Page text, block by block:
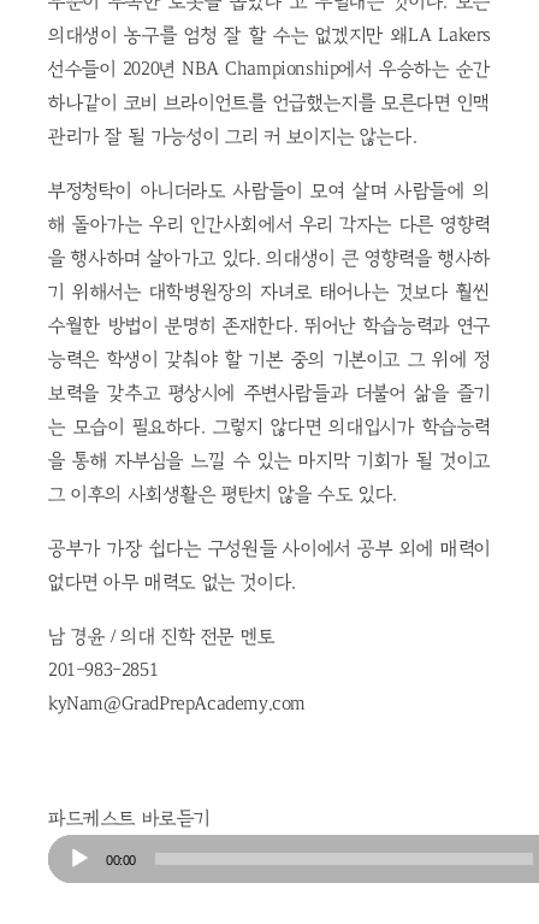
의대생이 농구를 엄청 잘 할 수는 없겠지만 왜LA Lakers
선수들이 2020년 NBA Championship에서 우승하는 순간
하나같이 코비 브라이언트를 언급했는지를 모른다면 인맥
관리가 잘 될 가능성이 그리 커 보이지는 않는다.
부정청탁이 아니더라도 사람들이 모여 살며 사람들에 의
해 돌아가는 우리 인간사회에서 우리 각자는 다른 영향력
을 행사하며 살아가고 있다. 의대생이 큰 영향력을 행사하
기 위해서는 대학병원장의 자녀로 태어나는 것보다 훨씬
수월한 방법이 분명히 존재한다. 뛰어난 학습능력과 연구
능력은 학생이 갖춰야 할 기본 중의 기본이고 그 위에 정
보력을 갖추고 평상시에 주변사람들과 더불어 삶을 즐기
는 모습이 필요하다. 그렇지 않다면 의대입시가 학습능력
을 통해 자부심을 느낄 수 있는 마지막 기회가 될 것이고
그 이후의 사회생활은 평탄치 않을 수도 있다.
공부가 가장 쉽다는 구성원들 사이에서 공부 외에 매력이
없다면 아무 매력도 없는 것이다.
남 경윤 / 의대 진학 전문 멘토
201-983-2851
kyNam@GradPrepAcademy.com
파드케스트 바로듣기
Audio
Player
00:00